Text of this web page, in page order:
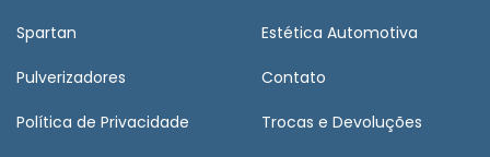
Spartan Estética Automotiva
Pulverizadores Contato
Política de Privacidade Trocas e Devoluções